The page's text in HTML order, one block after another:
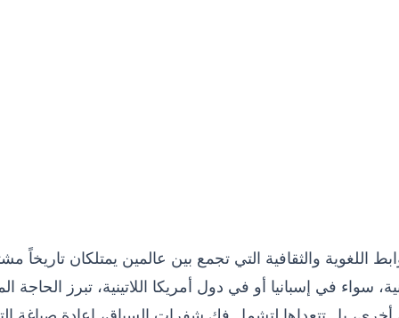
اللغوية والثقافية التي تجمع بين عالمين يمتلكان تاريخاً
سواء في إسبانيا أو في دول أمريكا اللاتينية، تبرز